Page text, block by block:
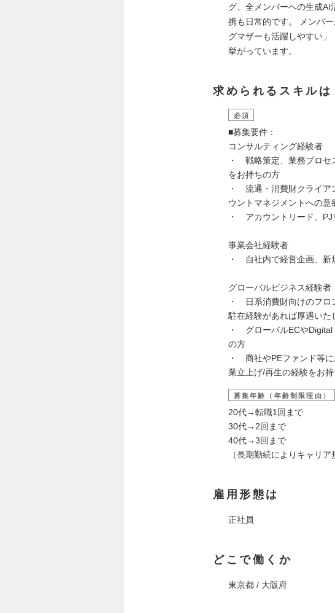
グ、全メンバーへの生成AI
携も日常的です。 メンバ
グマザーも活躍しやすい」
挙がっています。
求められるスキルは
必須
■募集要件：
コンサルティング経験者
・ 戦略策定、業務プロセ
をお持ちの方
・ 流通・消費財クライア
ウントマネジメントへの意
・ アカウントリード、PJ
事業会社経験者
・ 自社内で経営企画、新
グローバルビジネス経験者
・ 日系消費財向けのフロ
駐在経験があれば厚遇いた
・ グローバルECやDigital
の方
・ 商社やPEファンド等
業立上げ/再生の経験をお
募集年齢（年齢制限理由）
20代→転職1回まで
30代→2回まで
40代→3回まで
（長期勤続によりキャリア
雇用形態は
正社員
どこで働くか
東京都 / 大阪府